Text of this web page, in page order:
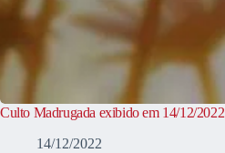
Culto Madrugada exibido em 14/12/2022
14/12/2022